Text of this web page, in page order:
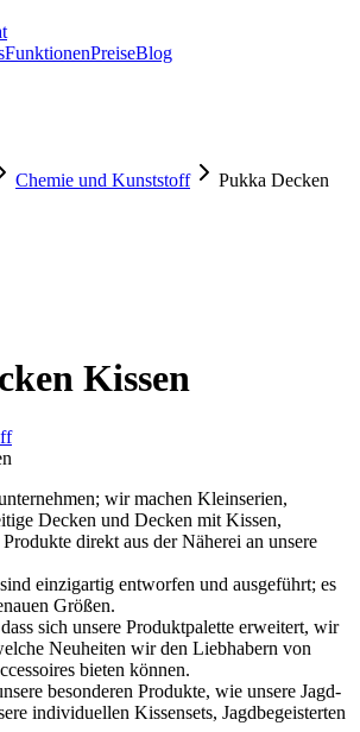
FunktionenPreiseBlog
Chemie und Kunststoff
Pukka Decken
Kissen
wir machen Kleinserien,
Decken und Decken mit Kissen,
direkt aus der Näherei an unsere
einzigartig entworfen und ausgeführt; es
Größen.
sich unsere Produktpalette erweitert, wir
Neuheiten wir den Liebhabern von
bieten können.
besonderen Produkte, wie unsere Jagd-
individuellen Kissensets, Jagdbegeisterten